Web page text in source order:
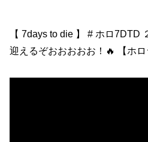
【 7days to die 】 # ホロ7DTD
迎えるぞおおおおお！🔥 【ホロ